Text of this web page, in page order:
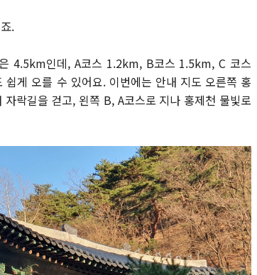
.
4.5km인데, A코스 1.2km, B코스 1.5km, C 코스
게 오를 수 있어요. 이번에는 안내 지도 오른쪽 홍
락길을 걷고, 왼쪽 B, A코스로 지나 홍제천 물빛로